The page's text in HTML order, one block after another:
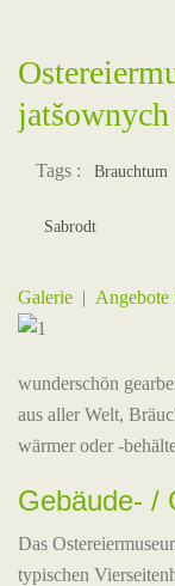
Tags : Brauchtum
Sabrodt
Galerie |
wunderschön
aus aller Welt,
wärmer oder -
Gebäude- /
Das
typischen